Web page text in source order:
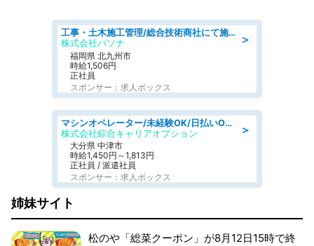
＞
工事・土木施工管理/総合技術商社にて施工管理のお仕事/即日勤務可/車通勤可/工事・土木施工管理/生産・品質管理
株式会社パソナ
福岡県 北九州市
時給1,506円
正社員
スポンサー：求人ボックス
＞
マシンオペレーター/未経験OK/日払いOK/交替制/20・30・40代活躍中/製造 工場
株式会社綜合キャリアオプション
大分県 中津市
時給1,450円～1,813円
正社員 / 派遣社員
スポンサー：求人ボックス
姉妹サイト
松のや「総菜クーポン」が8月12日15時で終